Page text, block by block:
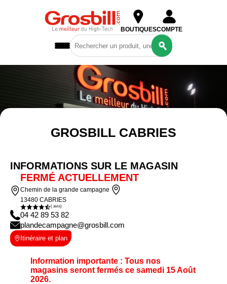
BOUTIQUESCOMPTE
PC GROSBILL & CONFIG SUR MESURE
Ordinateurs
& Tablettes
Périphériques
Reconditionné
GROSBILL CABRIES
INFORMATIONS SUR LE MAGASIN
FERMÉ ACTUELLEMENT
Chemin de la grande campagne
13480 CABRIES
( avis)
04 42 89 53 82
plandecampagne@grosbill.com
Itinéraire et plan
Information importante : Tous nos
magasins seront fermés ce samedi 15 Août
2026.